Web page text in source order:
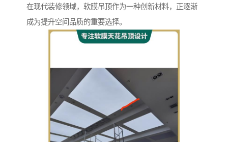
在现代装修领域，软膜吊顶作为一种创新材料，正逐渐
成为提升空间品质的重要选择。